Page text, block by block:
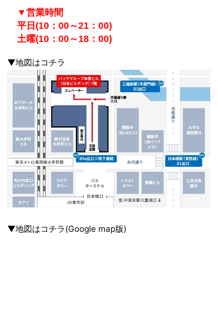
▼営業時間
平日(10：00～21：00)
土曜(10：00～18：00)
▼地図はコチラ
▼地図はコチラ(Google map版)